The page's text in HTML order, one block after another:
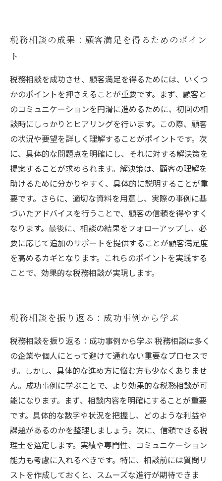
税務相談の成果：顧客満足を得るためのポイン
ト
税務相談を成功させ、顧客満足を得るためには、いくつ
かのポイントを押さえることが重要です。まず、顧客と
のコミュニケーションを円滑に進めるために、初回の相
談時にしっかりとヒアリングを行います。この際、顧客
の状況や要望を詳しく理解することがポイントです。次
に、具体的な問題点を明確にし、それに対する解決策を
提案することが求められます。解決策は、顧客の理解を
助けるために分かりやすく、具体的に説明することが重
要です。さらに、適切な資料を用意し、実際の事例に基
づいたアドバイスを行うことで、顧客の信頼を得やすく
なります。最後に、相談の結果をフォローアップし、必
要に応じて追加のサポートを提供することが顧客満足度
を高めるカギとなります。これらのポイントを実践する
ことで、効果的な税務相談が実現します。
税務相談を振り返る：成功事例から学ぶ
税務相談を振り返る：成功事例から学ぶ 税務相談は多く
の企業や個人にとって避けて通れない重要なプロセスで
す。しかし、具体的な進め方に悩む方も少なくありませ
ん。成功事例に学ぶことで、より効果的な税務相談が可
能になります。まず、相談内容を明確にすることが重要
です。具体的な数字や状況を把握し、どのような利益や
課題があるのかを整理しましょう。次に、信頼できる税
理士を選定します。実績や専門性、コミュニケーション
能力も考慮に入れるべきです。特に、相談前には質問リ
ストを作成しておくと、スムーズな進行が期待できま